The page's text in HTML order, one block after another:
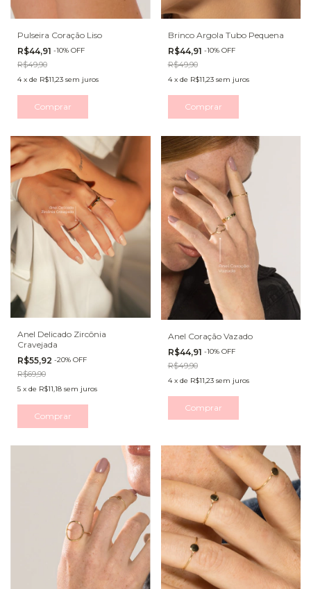
Pulseira Coração Liso
R$44,91 -10% OFF
R$49,90
4 x de R$11,23 sem juros
Comprar
Brinco Argola Tubo Pequena
R$44,91 -10% OFF
R$49,90
4 x de R$11,23 sem juros
Comprar
Anel Delicado Zircônia
Cravejada
R$55,92 -20% OFF
R$69,90
5 x de R$11,18 sem juros
Comprar
Anel Coração Vazado
R$44,91 -10% OFF
R$49,90
4 x de R$11,23 sem juros
Comprar